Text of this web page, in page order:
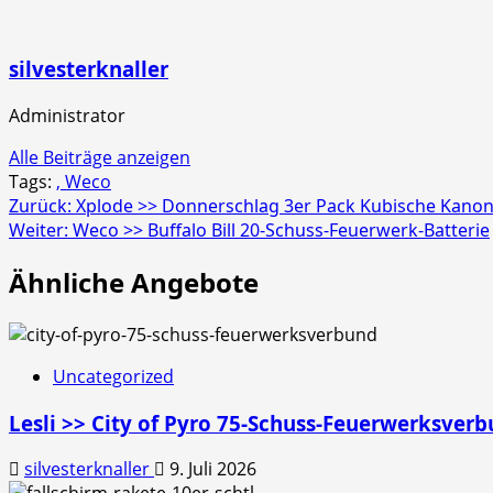
silvesterknaller
Administrator
Alle Beiträge anzeigen
Tags: , Weco
Beitragsnavigation
Zurück: Xplode >> Donnerschlag 3er Pack Kubische
Weiter: Weco >> Buffalo Bill 20-Schuss-Feuerwerk-Batterie
Ähnliche Angebote
Uncategorized
Lesli >> City of Pyro 75-Schuss-
silvesterknaller 9. Juli 2026